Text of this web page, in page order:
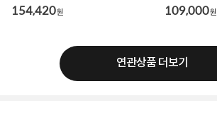
154,420원 109,000원
연관상품 더보기